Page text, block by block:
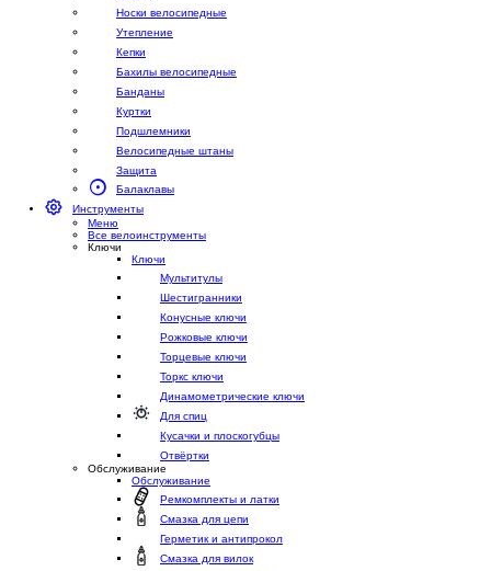
Носки велосипедные
Утепление
Кепки
Бахилы велосипедные
Банданы
Куртки
Подшлемники
Велосипедные штаны
Защита
Балаклавы
Инструменты
Меню
Все велоинструменты
Ключи
Ключи
Мультитулы
Шестигранники
Конусные ключи
Рожковые ключи
Торцевые ключи
Торкс ключи
Динамометрические ключи
Для спиц
Кусачки и плоскогубцы
Отвёртки
Обслуживание
Обслуживание
Ремкомплекты и латки
Смазка для цепи
Герметик и антипрокол
Смазка для вилок